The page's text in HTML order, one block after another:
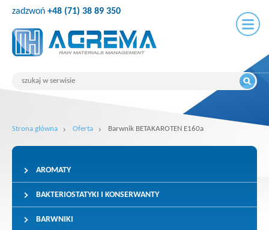
zadzwoń +48 (71) 38 89 350
Strona główna Oferta Barwnik BETAKAROTEN E160a
AROMATY
BAKTERIOSTATYKI I KONSERWANTY
BARWNIKI